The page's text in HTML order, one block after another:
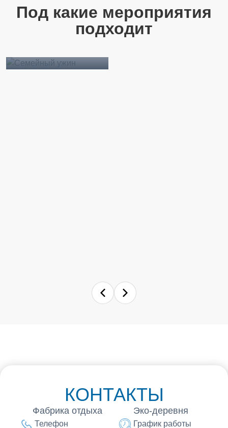
Под какие мероприятия
подходит
КОНТАКТЫ
Фабрика отдыха Эко-деревня
Телефон График работы